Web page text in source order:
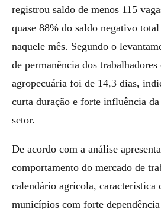
registrou saldo de menos 115
quase 88% do saldo negativo
naquele mês. Segundo o
de permanência dos trabalhadores
agropecuária foi de 14,3 dias,
curta duração e forte influência
setor.
De acordo com a análise
comportamento do mercado de
calendário agrícola, característica
municípios com forte